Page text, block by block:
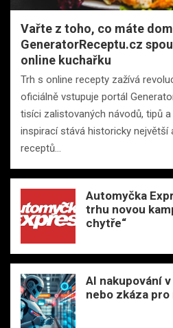
Vařte z toho, co máte
GeneratorReceptu.cz
online kuchařku
Trh s online recepty zažívá
oficiálně vstupuje portál
tisíci zalistovaných návodů, tipů
inspirací stává historicky největší
receptů…
Automyčka
trhu novou
chytře“
AI nakupování
nebo zkáza pro